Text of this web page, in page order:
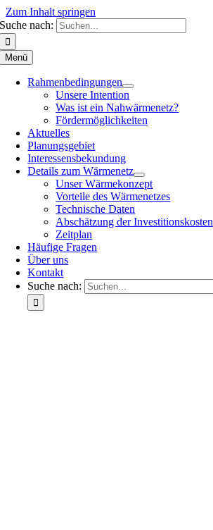
Zum Inhalt springen
Suche nach:
Menü
Rahmenbedingungen
Unsere Intention
Was ist ein Nahwärmenetz?
Fördermöglichkeiten
Aktuelles
Planungsgebiet
Interessensbekundung
Details zum Wärmenetz
Unser Wärmekonzept
Vorteile des Wärmenetzes
Technische Daten
Abschätzung der Investitionskosten
Zeitplan
Häufige Fragen
Über uns
Kontakt
Suche nach: